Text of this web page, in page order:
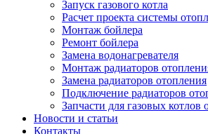
Запуск газового котла
Расчет проекта системы
Монтаж бойлера
Ремонт бойлера
Замена водонагревателя
Монтаж радиаторов
Замена радиаторов отопления
Подключение радиаторов
Запчасти для газовых котлов
Новости и статьи
Контакты